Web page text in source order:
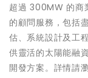
超過 300MW 的商
的顧問服務，包括
估、系統設計及工
供靈活的太陽能融
開發方案。詳情請